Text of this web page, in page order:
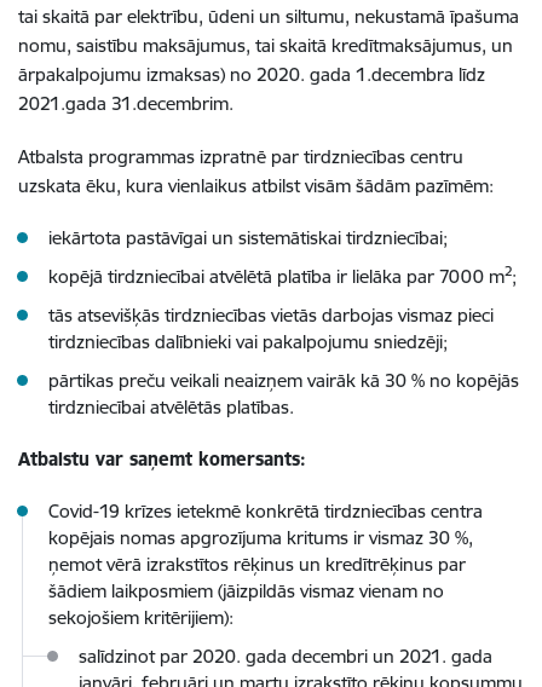
tai skaitā par elektrību, ūdeni un siltumu, nekustamā īpašuma
nomu, saistību maksājumus, tai skaitā kredītmaksājumus, un
ārpakalpojumu izmaksas) no 2020. gada 1.decembra līdz
2021.gada 31.decembrim.
Atbalsta programmas izpratnē par tirdzniecības centru
uzskata ēku, kura vienlaikus atbilst visām šādām pazīmēm:
iekārtota pastāvīgai un sistemātiskai tirdzniecībai;
kopējā tirdzniecībai atvēlētā platība ir lielāka par 7000 m2;
tās atsevišķās tirdzniecības vietās darbojas vismaz pieci
tirdzniecības dalībnieki vai pakalpojumu sniedzēji;
pārtikas preču veikali neaizņem vairāk kā 30 % no kopējās
tirdzniecībai atvēlētās platības.
Atbalstu var saņemt komersants:
Covid-19 krīzes ietekmē konkrētā tirdzniecības centra
kopējais nomas apgrozījuma kritums ir vismaz 30 %,
ņemot vērā izrakstītos rēķinus un kredītrēķinus par
šādiem laikposmiem (jāizpildās vismaz vienam no
sekojošiem kritērijiem):
salīdzinot par 2020. gada decembri un 2021. gada